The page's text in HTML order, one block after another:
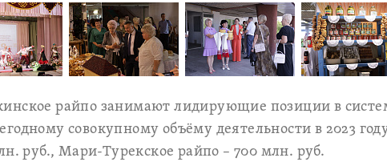
райпо занимают лидирующие позиции в
совокупному объёму деятельности в 2023
руб., Мари-Турекское райпо – 700 млн. руб.